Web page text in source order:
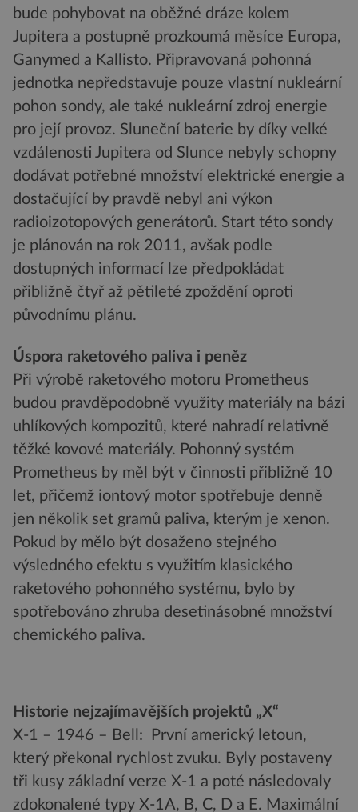
bude pohybovat na oběžné dráze kolem
Jupitera a postupně prozkoumá měsíce Europa,
Ganymed a Kallisto. Připravovaná pohonná
jednotka nepředstavuje pouze vlastní nukleární
pohon sondy, ale také nukleární zdroj energie
pro její provoz. Sluneční baterie by díky velké
vzdálenosti Jupitera od Slunce nebyly schopny
dodávat potřebné množství elektrické energie a
dostačující by pravdě nebyl ani výkon
radioizotopových generátorů. Start této sondy
je plánován na rok 2011, avšak podle
dostupných informací lze předpokládat
přibližně čtyř až pětileté zpoždění oproti
původnímu plánu.
Úspora raketového paliva i peněz
Při výrobě raketového motoru Prometheus
budou pravděpodobně využity materiály na bázi
uhlíkových kompozitů, které nahradí relativně
těžké kovové materiály. Pohonný systém
Prometheus by měl být v činnosti přibližně 10
let, přičemž iontový motor spotřebuje denně
jen několik set gramů paliva, kterým je xenon.
Pokud by mělo být dosaženo stejného
výsledného efektu s využitím klasického
raketového pohonného systému, bylo by
spotřebováno zhruba desetinásobné množství
chemického paliva.
Historie nejzajímavějších projektů „X“
X-1 – 1946 – Bell: První americký letoun,
který překonal rychlost zvuku. Byly postaveny
tři kusy základní verze X-1 a poté následovaly
zdokonalené typy X-1A, B, C, D a E. Maximální